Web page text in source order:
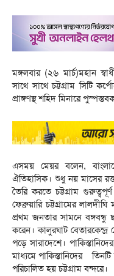
মঙ্গলবার (২৬ মার্চ)মহান
সাথে সাথে চট্টগ্রাম সিটি
প্রাঙ্গণস্থ শহিদ মিনারে
এসময় মেয়র বলেন,
ঐতিহাসিক। শুধু নয় মাসের
তৈরি করতে চট্টগ্রাম
ফেব্রুয়ারি চট্টগ্রামের
প্রথম জনতার সামনে
করেন। কালুরঘাট বেতারকেন্দ্র
পড়ে সারাদেশে।
মাধ্যমে পাকিস্তানিদের
পরিচালিত হয় চট্টগ্রাম বন্দরে।